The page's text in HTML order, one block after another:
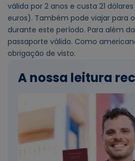
válida por 2 anos e custa 21
euros). Também pode viajar para
durante este período. Para além
passaporte válido. Como
obrigação de visto.
A nossa leitura